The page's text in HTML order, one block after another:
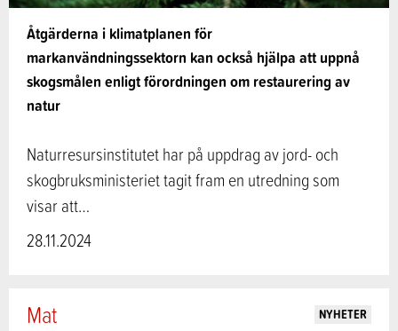
Åtgärderna i klimatplanen för
markanvändningssektorn kan också hjälpa att uppnå
skogsmålen enligt förordningen om restaurering av
natur
Naturresursinstitutet har på uppdrag av jord- och
skogbruksministeriet tagit fram en utredning som
visar att…
28.11.2024
Mat NYHETER